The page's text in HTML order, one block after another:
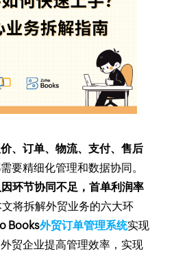
、订单、物流、支付、售后
要精细化管理和数据协同。
环节协同不足，首单利润率
文将拆解外贸业务的六大环
Books外贸订单管理系统实现
贸企业提高管理效率，实现